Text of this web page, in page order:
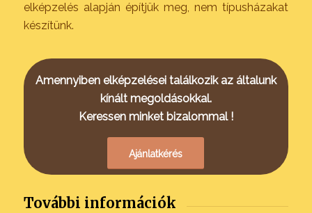
elképzelés alapján építjük meg, nem típusházakat
készítünk.
Amennyiben elképzelései találkozik az általunk
kínált megoldásokkal.
Keressen minket bizalommal !
Ajánlatkérés
További információk